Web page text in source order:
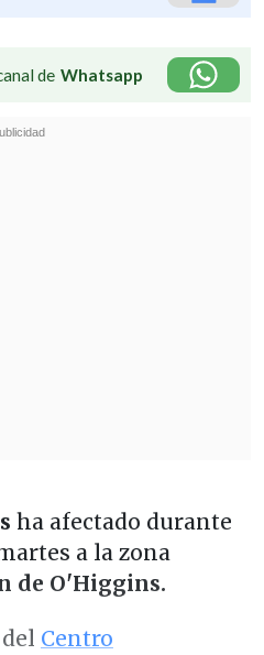
de Whatsapp
ha afectado durante
a la zona
de O'Higgins.
Centro